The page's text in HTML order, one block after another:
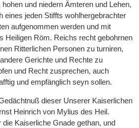
und niedern Ämteren und Lehen,
eines jeden Stiffts wohlhergebrachter
aufgenommen werden und mit
Heiligen Röm. Reichs recht gebohrnen
Ritterlichen Personen zu turniren,
Gerichte und Rechte zu
und Recht zusprechen, auch
und empfänglich seyn sollen.
dieser Unserer Kaiserlichen
Heinrich von Mylius des Heil.
Kaiserliche Gnade gethan, und